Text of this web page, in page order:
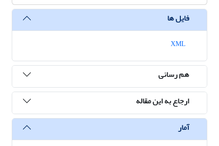
فایل ها
هم رسانی
ارجاع به این مقاله
آمار